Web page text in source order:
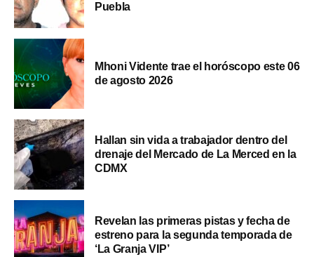
Puebla
Mhoni Vidente trae el horóscopo este 06
de agosto 2026
Hallan sin vida a trabajador dentro del
drenaje del Mercado de La Merced en la
CDMX
Revelan las primeras pistas y fecha de
estreno para la segunda temporada de
‘La Granja VIP’